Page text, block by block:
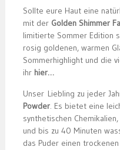
Sollte eure Haut eine
mit der Golden Shimmer
limitierte Sommer Edition
rosig goldenen, warmen
Sommerhighlight und die
ihr hier…
Unser Liebling zu jeder
Powder. Es bietet eine
synthetischen
und bis zu 40 Minuten
das Puder einen trockenen